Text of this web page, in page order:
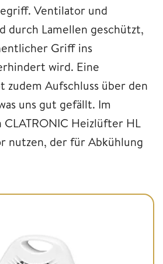
Ventilator und
durch Lamellen geschützt,
Griff ins
wird. Eine
zudem Aufschluss über den
uns gut gefällt. Im
CLATRONIC Heizlüfter HL
nutzen, der für Abkühlung